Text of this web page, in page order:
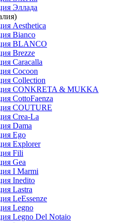
Эллада
Aesthetica
Bianco
BLANCO
Brezze
Caracalla
Cocoon
Collection
CONKRETA & MUKKA
CottoFaenza
COUTURE
Crea-La
Dama
Ego
Explorer
Fili
Gea
I Marmi
Inedito
Lastra
LeEssenze
Legno
Legno Del Notaio